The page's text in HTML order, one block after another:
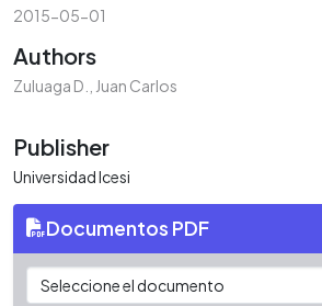
2015-05-01
Authors
Zuluaga D., Juan Carlos
Publisher
Universidad Icesi
Documentos PDF